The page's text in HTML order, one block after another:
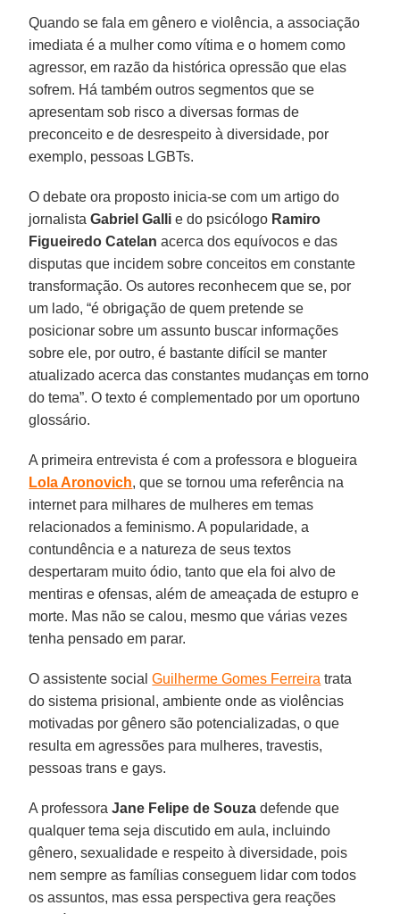
Quando se fala em gênero e violência, a associação
imediata é a mulher como vítima e o homem como
agressor, em razão da histórica opressão que elas
sofrem. Há também outros segmentos que se
apresentam sob risco a diversas formas de
preconceito e de desrespeito à diversidade, por
exemplo, pessoas LGBTs.
O debate ora proposto inicia-se com um artigo do
jornalistaGabriel Galli e do psicólogo Ramiro
Figueiredo Catelan acerca dos equívocos e das
disputas que incidem sobre conceitos em constante
transformação. Os autores reconhecem que se, por
um lado, “é obrigação de quem pretende se
posicionar sobre um assunto buscar informações
sobre ele, por outro, é bastante difícil se manter
atualizado acerca das constantes mudanças em torno
do tema”. O texto é complementado por um oportuno
glossário.
A primeira entrevista é com a professora e blogueira
Lola Aronovich, que se tornou uma referência na
internet para milhares de mulheres em temas
relacionados a feminismo. A popularidade, a
contundência e a natureza de seus textos
despertaram muito ódio, tanto que ela foi alvo de
mentiras e ofensas, além de ameaçada de estupro e
morte. Mas não se calou, mesmo que várias vezes
tenha pensado em parar.
O assistente socialGuilherme Gomes Ferreira trata
do sistema prisional, ambiente onde as violências
motivadas por gênero são potencializadas, o que
resulta em agressões para mulheres, travestis,
pessoas trans e gays.
A professoraJane Felipe de Souza defende que
qualquer tema seja discutido em aula, incluindo
gênero, sexualidade e respeito à diversidade, pois
nem sempre as famílias conseguem lidar com todos
os assuntos, mas essa perspectiva gera reações